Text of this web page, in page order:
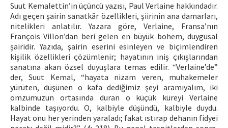
Suut Kemalettin’in üçüncü yazısı, Paul Verlaine hakkındadır.
Adı geçen şairin sanatkâr özellikleri, şiirinin ana damarları,
nitelikleri anlatılır. Yazara göre, Verlaine, Fransa’nın
François Villon’dan beri gelen en büyük bohem, duygusal
şairidir. Yazıda, şairin eserini esinleyen ve biçimlendiren
kişilik özellikleri çözümlenir; hayatının iniş çıkışlarından
sanatına akan özsel duyuşlara temas edilir. “Verlaine’de”
der, Suut Kemal, “hayata nizam veren, muhakemeler
yürüten, düşünen o kafa dediğimiz şeyi aramıyalım, iki
omzumuzun ortasında duran o küçük küreyi Verlaine
kalbinde taşıyordu. O, kalbiyle düşündü, kalbiyle duydu.
Hayat onu her yerinden yaraladı; fakat ıstırap dehanın fidyei